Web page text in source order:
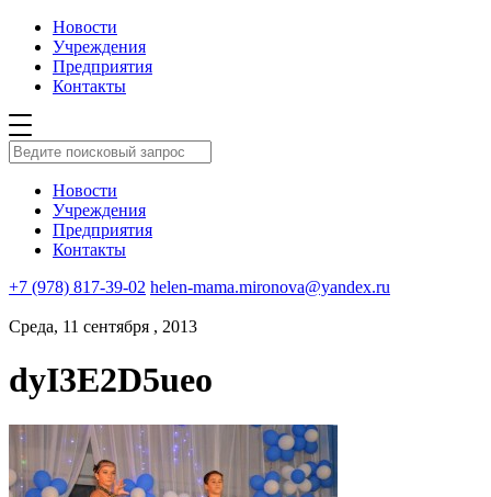
Новости
Учреждения
Предприятия
Контакты
Новости
Учреждения
Предприятия
Контакты
+7 (978) 817-39-02 helen-mama.mironova@yandex.ru
Среда, 11 сентября , 2013
dyI3E2D5ueo